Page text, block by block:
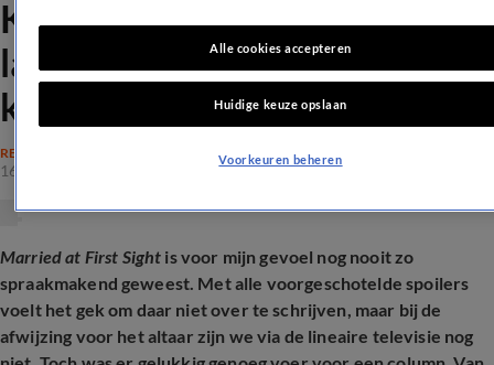
Kirsten moet haar muur
laten zakken, anders is Luigi
kansloos in MAFS
REALITY
16 apr 2026, 22:22
Married at First Sight is voor mijn gevoel nog nooit zo
spraakmakend geweest. Met alle voorgeschotelde spoilers
voelt het gek om daar niet over te schrijven, maar bij de
afwijzing voor het altaar zijn we via de lineaire televisie nog
Alle cookies accepteren
Huidige keuze opslaan
Voorkeuren beheren